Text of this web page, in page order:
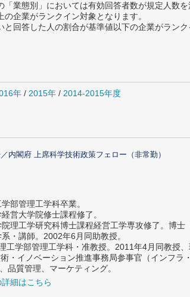
業態別」においては有効回答者数が規定人数
企業がランクイン対象となります。
回答した人の割合が基準値以下の企業がランク
年 / 2015年 / 2014-2015年度
内閣府 上席科学技術政策フェロー（非常勤）
部管理工学科卒業。
営大学院修士課程修了。
理工学研究科博士課程経営工学専攻修了。博士
・講師。2002年6月同助教授。
工学部管理工学科・准教授。2011年4月同教授、
・イノベーション推進事務局参事官（インフラ
品質管理、マーケティング。
細はこちら